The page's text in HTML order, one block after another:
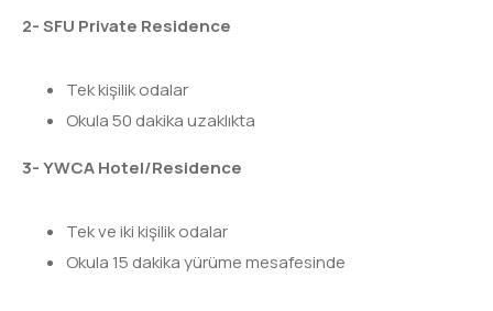
2- SFU Private Residence
Tek kişilik odalar
Okula 50 dakika uzaklıkta
3- YWCA Hotel/Residence
Tek ve iki kişilik odalar
Okula 15 dakika yürüme mesafesinde